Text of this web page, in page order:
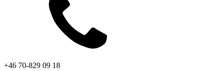
+46 70-829 09 18